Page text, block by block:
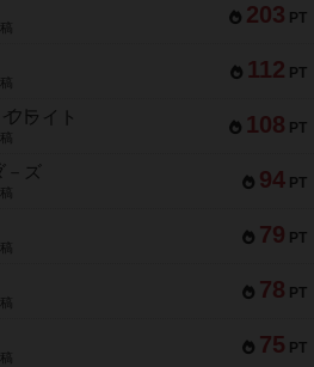
203 PT
112 PT
108 PT
ライト
94 PT
ズ
79 PT
78 PT
75 PT